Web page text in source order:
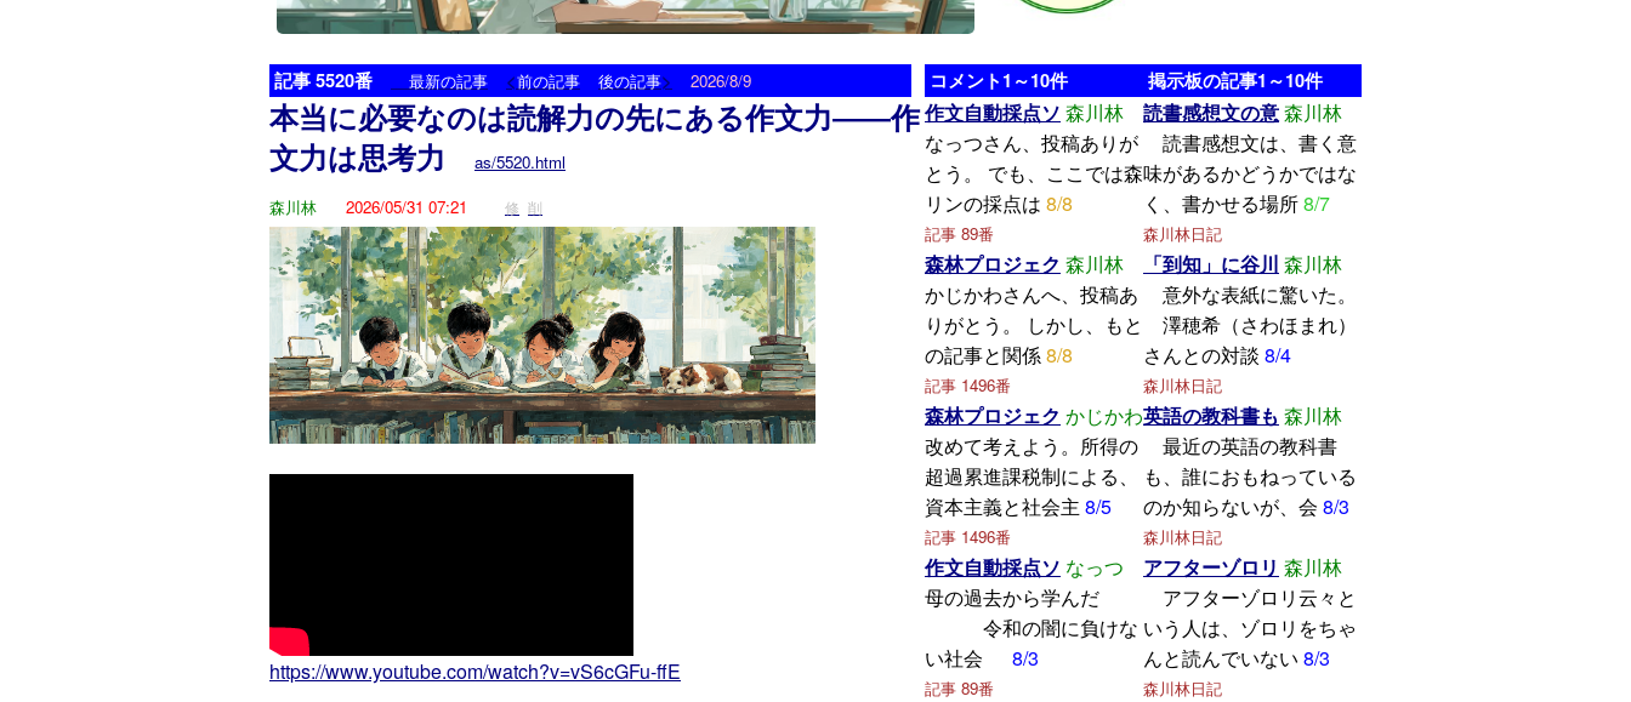
記事 5520番 最新の記事 <前の記事 後の記事> 2026/8/9
本当に必要なのは読解力の先にある作文力――作
文力は思考力
as/5520.html
森川林
2026/05/31 07:21 修 削
https://www.youtube.com/watch?v=vS6cGFu-ffE
コメント1～10件
作文自動採点ソ 森川林
なっつさん、投稿ありが
とう。 でも、ここでは森
リンの採点は 8/8
記事 89番
森林プロジェク 森川林
かじかわさんへ、投稿あ
りがとう。 しかし、もと
の記事と関係8/8
記事 1496番
森林プロジェク かじかわ
改めて考えよう。所得の
超過累進課税制による、
資本主義と社会主 8/5
記事 1496番
作文自動採点ソ なっつ
母の過去から学んだ
令和の闇に負けな
い社会
8/3
記事 89番
掲示板の記事1～10件
読書感想文の意森川林
読書感想文は、書く意
味があるかどうかではな
く、書かせる場所8/7
森川林日記
「到知」に谷川 森川林
意外な表紙に驚いた。
澤穂希（さわほまれ）
さんとの対談 8/4
森川林日記
英語の教科書も 森川林
最近の英語の教科書
も、誰におもねっている
のか知らないが、会 8/3
森川林日記
アフターゾロリ 森川林
アフターゾロリ云々と
いう人は、ゾロリをちゃ
んと読んでいない 8/3
森川林日記